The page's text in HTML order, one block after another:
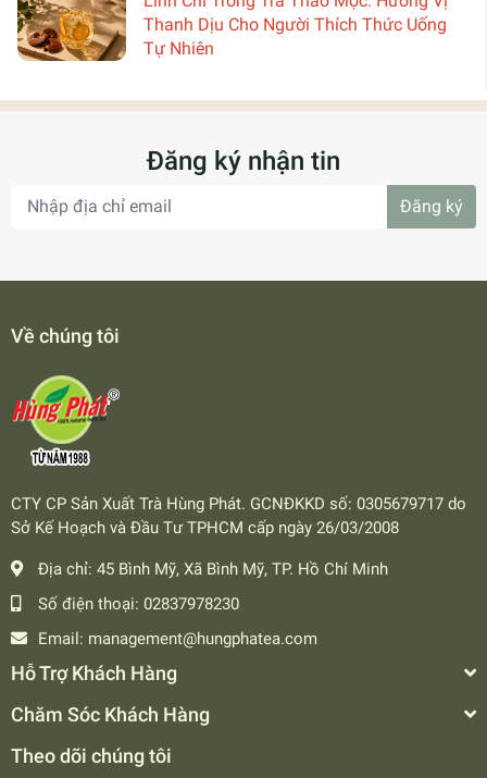
Thanh Dịu Cho Người Thích Thức Uống
Tự Nhiên
Đăng ký nhận tin
Đăng ký
Về chúng tôi
CTY CP Sản Xuất Trà Hùng Phát. GCNĐKKD số: 0305679717 do
Sở Kế Hoạch và Đầu Tư TPHCM cấp ngày 26/03/2008
Địa chỉ: 45 Bình Mỹ, Xã Bình Mỹ, TP. Hồ Chí Minh
Số điện thoại: 02837978230
Email: management@hungphatea.com
Hỗ Trợ Khách Hàng
Chăm Sóc Khách Hàng
Theo dõi chúng tôi